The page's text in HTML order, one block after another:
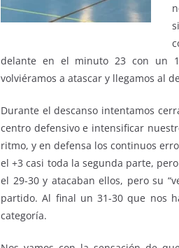
delante en el minuto 23 con un
volviéramos a atascar y llegamos al
Durante el descanso intentamos
centro defensivo e intensificar
ritmo, y en defensa los continuos
el +3 casi toda la segunda parte,
el 29-30 y atacaban ellos, pero su
partido. Al final un 31-30 que nos
categoría.